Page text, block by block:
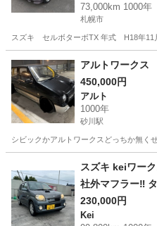
73,000km 1000年
札幌市
スズキ セルボターボTX 年式 H18年11
北海道 札幌市 その他
アルトワークス
450,000円
アルト
1000年
砂川駅
シビックかアルトワークスどっちか無く
砂川駅 アルト
スズキ keiワー
社外マフラー‼️
230,000円
Kei